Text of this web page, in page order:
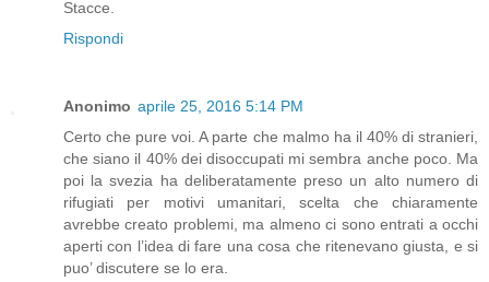
Stacce.
Rispondi
Anonimo aprile 25, 2016 5:14 PM
Certo che pure voi. A parte che malmo ha il 40% di stranieri,
che siano il 40% dei disoccupati mi sembra anche poco. Ma
poi la svezia ha deliberatamente preso un alto numero di
rifugiati per motivi umanitari, scelta che chiaramente
avrebbe creato problemi, ma almeno ci sono entrati a occhi
aperti con l’idea di fare una cosa che ritenevano giusta, e si
puo’ discutere se lo era.